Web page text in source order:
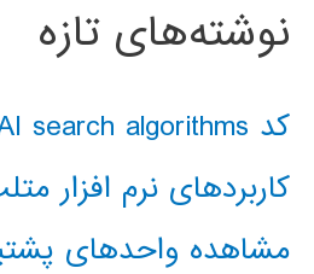
نوشته‌های تازه
کد classical AI search algorithms
کاربردهای نرم افزار
مشاهده واحدهای